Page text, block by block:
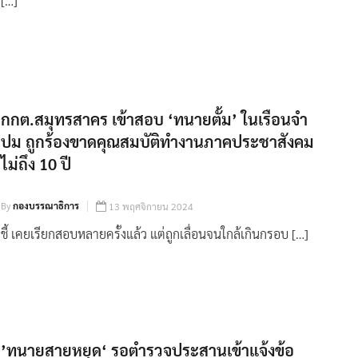
กกต.สมุทรสาคร เข้าสอบ ‘ทนายตั้ม’ ในเรือนจำ
ปม ถูกร้องขาดคุณสมบัติทำงานภาคประชาสังคม
ไม่ถึง 10 ปี
Byกองบรรณาธิการ 13 พฤศจิกายน 2024
ชี้ เคยเรียกสอบหลายครั้งแล้ว แต่ถูกเลื่อนจนใกล้เกินกรอบ […]
’ทนายสายหยุด‘ รอตำรวจประสานเข้าแจ้งข้อ